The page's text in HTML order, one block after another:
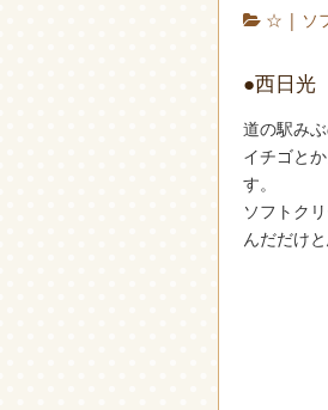
☆ | ソ
●西日
道の駅み
イチゴと
す。
ソフトク
んだだけ